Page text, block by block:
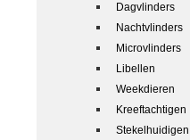
Dagvlinders
Nachtvlinders
Microvlinders
Libellen
Weekdieren
Kreeftachtigen
Stekelhuidigen